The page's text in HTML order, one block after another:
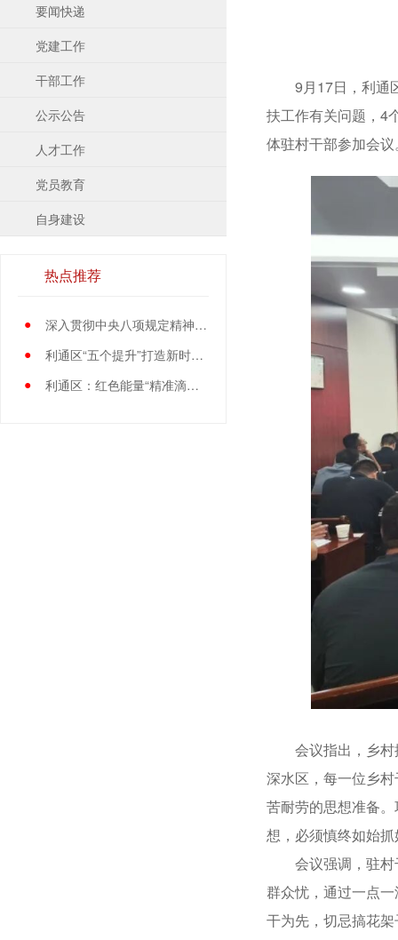
要闻快递
党建工作
干部工作
公示公告
人才工作
党员教育
自身建设
热点推荐
●
深入贯彻中央八项规定精神学习教育中央指导组暨中央层面工作专班总结会议召开
●
利通区“五个提升”打造新时代党员先锋队伍
●
利通区：红色能量“精准滴灌”基层党员
9月17日，利通区
扶工作有关问题，4
体驻村干部参加会议
会议指出，乡村
深水区，每一位乡
苦耐劳的思想准备
想，必须慎终如始
会议强调，驻村
群众忧，通过一点
干为先，切忌搞花